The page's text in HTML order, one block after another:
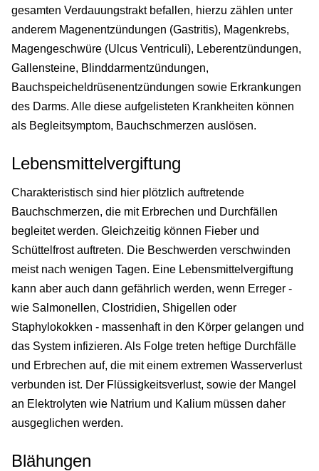
gesamten Verdauungstrakt befallen, hierzu zählen unter
anderem Magenentzündungen (Gastritis), Magenkrebs,
Magengeschwüre (Ulcus Ventriculi), Leberentzündungen,
Gallensteine, Blinddarmentzündungen,
Bauchspeicheldrüsenentzündungen sowie Erkrankungen
des Darms. Alle diese aufgelisteten Krankheiten können
als Begleitsymptom, Bauchschmerzen auslösen.
Lebensmittelvergiftung
Charakteristisch sind hier plötzlich auftretende
Bauchschmerzen, die mit Erbrechen und Durchfällen
begleitet werden. Gleichzeitig können Fieber und
Schüttelfrost auftreten. Die Beschwerden verschwinden
meist nach wenigen Tagen. Eine Lebensmittelvergiftung
kann aber auch dann gefährlich werden, wenn Erreger -
wie Salmonellen, Clostridien, Shigellen oder
Staphylokokken - massenhaft in den Körper gelangen und
das System infizieren. Als Folge treten heftige Durchfälle
und Erbrechen auf, die mit einem extremen Wasserverlust
verbunden ist. Der Flüssigkeitsverlust, sowie der Mangel
an Elektrolyten wie Natrium und Kalium müssen daher
ausgeglichen werden.
Blähungen